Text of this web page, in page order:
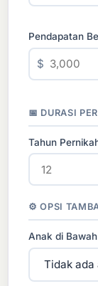
Pendapatan
$
📅 DURASI
Tahun
⚙ OPSI
Anak di